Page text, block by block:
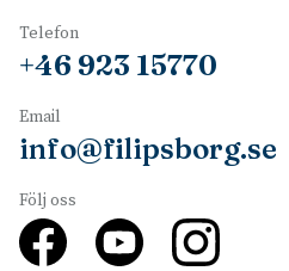
Telefon
+46 923 15770
Email
info@filipsborg.se
Följ oss